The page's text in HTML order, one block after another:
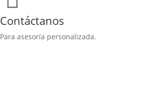
Contáctanos
Para asesoría personalizada.